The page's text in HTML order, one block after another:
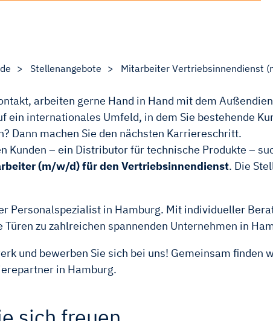
Stellenangebote Mitarbeiter Vertriebsinnendienst
arbeiten gerne Hand in Hand mit dem
ein internationales Umfeld, in dem Sie bestehende
Dann machen Sie den nächsten Karriereschritt.
Kunden – ein Distributor für technische Produkte –
(m/w/d) für den Vertriebsinnendienst. Die
Personalspezialist in Hamburg. Mit individueller
zu zahlreichen spannenden Unternehmen in
und bewerben Sie sich bei uns! Gemeinsam finden
in Hamburg.